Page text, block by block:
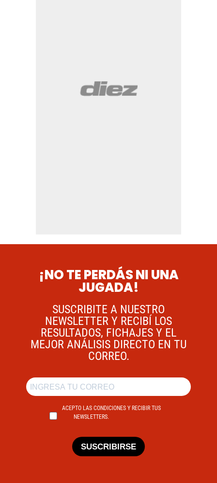
¡NO TE PERDÁS NI UNA
JUGADA!
SUSCRIBITE A NUESTRO
NEWSLETTER Y RECIBÍ LOS
RESULTADOS, FICHAJES Y EL
MEJOR ANÁLISIS DIRECTO EN TU
CORREO.
ACEPTO LAS CONDICIONES Y RECIBIR TUS
NEWSLETTERS.
SUSCRIBIRSE